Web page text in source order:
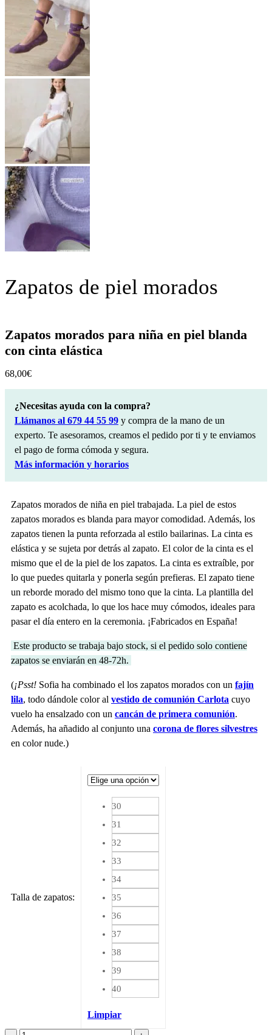
Zapatos de piel morados
Zapatos morados para niña en piel blanda
con cinta elástica
68,00€
¿Necesitas ayuda con la compra?
Llámanos al 679 44 55 99 y compra de la mano de un
experto. Te asesoramos, creamos el pedido por ti y te enviamos
el pago de forma cómoda y segura.
Más información y horarios
Zapatos morados de niña en piel trabajada. La piel de estos
zapatos morados es blanda para mayor comodidad. Además, los
zapatos tienen la punta reforzada al estilo bailarinas. La cinta es
elástica y se sujeta por detrás al zapato. El color de la cinta es el
mismo que el de la piel de los zapatos. La cinta es extraíble, por
lo que puedes quitarla y ponerla según prefieras. El zapato tiene
un reborde morado del mismo tono que la cinta. La plantilla del
zapato es acolchada, lo que los hace muy cómodos, ideales para
pasar el día entero en la ceremonia. ¡Fabricados en España!
Este producto se trabaja bajo stock, si el pedido solo contiene
zapatos se enviarán en 48-72h.
(¡Psst! Sofia ha combinado el los zapatos morados con un fajín
lila, todo dándole color al vestido de comunión Carlota cuyo
vuelo ha ensalzado con un cancán de primera comunión.
Además, ha añadido al conjunto una corona de flores silvestres
en color nude.)
Talla de zapatos:
30
31
32
33
34
35
36
37
38
39
40
Limpiar